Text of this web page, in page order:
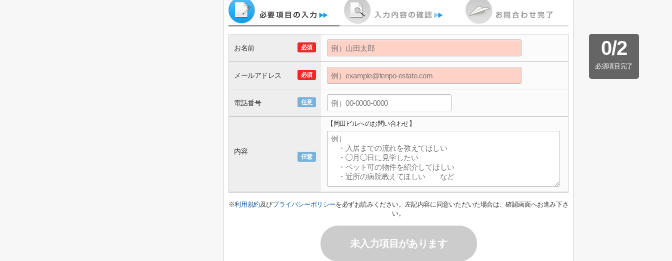
0/2
必須項目完了
必須
お名前
必須
メールアドレス
任意
電話番号
任意
内容
【岡田ビルへのお問い合わせ】
※利用規約及びプライバシーポリシーを必ずお読みください。左記内容に同意いただいた場合は、確認画面へお進み下さ
い。
未入力項目があります